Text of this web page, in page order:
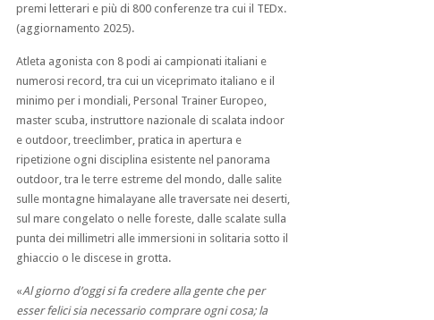
premi letterari e più di 800 conferenze tra cui il TEDx.
(aggiornamento 2025).
Atleta agonista con 8 podi ai campionati italiani e
numerosi record, tra cui un viceprimato italiano e il
minimo per i mondiali, Personal Trainer Europeo,
master scuba, instruttore nazionale di scalata indoor
e outdoor, treeclimber, pratica in apertura e
ripetizione ogni disciplina esistente nel panorama
outdoor, tra le terre estreme del mondo, dalle salite
sulle montagne himalayane alle traversate nei deserti,
sul mare congelato o nelle foreste, dalle scalate sulla
punta dei millimetri alle immersioni in solitaria sotto il
ghiaccio o le discese in grotta.
«Al giorno d’oggi si fa credere alla gente che per
esser felici sia necessario comprare ogni cosa; la